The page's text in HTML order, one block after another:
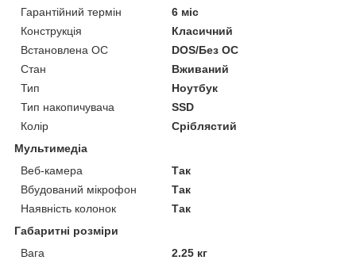
Гарантійний термін
6 міс
Конструкція
Класичний
Встановлена ОС
DOS/Без ОС
Стан
Вживаний
Тип
Ноутбук
Тип накопичувача
SSD
Колір
Сріблястий
Мультимедіа
Веб-камера
Так
Вбудований мікрофон
Так
Наявність колонок
Так
Габаритні розміри
Вага
2.25 кг